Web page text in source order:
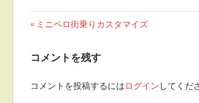
投
ナ
ビ
前
投
ミニベロ街乗りカスタマイズ
コメントを残す
コメントを投稿するにはログインしてくだ